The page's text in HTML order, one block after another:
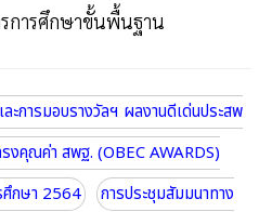
การศึกษาขั้นพื้นฐาน
ะการมอบรางวัลฯ ผลงานดีเด่นประสพ
งคุณค่า สพฐ. (OBEC AWARDS)
ศึกษา 2564
การประชุมสัมมนาทาง